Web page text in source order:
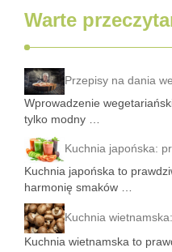
Warte
Przepisy na dania
Wprowadzenie
tylko modny …
Kuchnia japońska:
Kuchnia japońska to
harmonię smaków …
Kuchnia
Kuchnia wietnamska to